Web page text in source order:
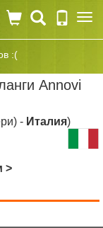
:(
Annovi
- Италия)
>